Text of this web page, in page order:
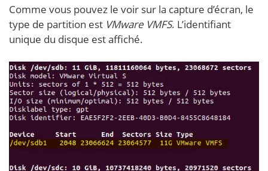
Comme vous pouvez le voir sur la capture d’écran, le
type de partition est VMware VMFS. L’identifiant
unique du disque est affiché.